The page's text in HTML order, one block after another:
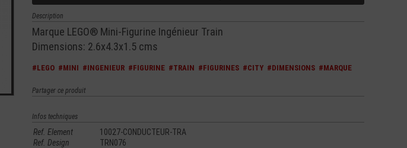
Description
Marque LEGO® Mini-Figurine Ingénieur Train
Dimensions: 2.6x4.3x1.5 cms
#LEGO #MINI #INGENIEUR #FIGURINE #TRAIN #FIGURINES #CITY #DIMENSIONS #MARQUE
Partager ce produit
Infos techniques
Ref. Element
10027-CONDUCTEUR-TRA
Ref. Design
TRN076